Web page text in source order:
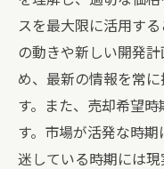
スを最大限に活用す
の動きや新しい開発
め、最新の情報を常
す。また、売却希望
す。市場が活発な時
迷している時期には